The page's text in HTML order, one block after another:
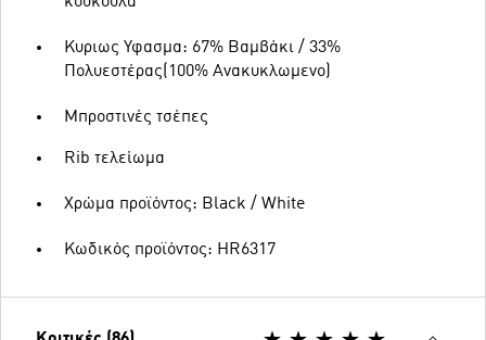
Κυριως Υφασμα: 67% Βαμβάκι / 33%
Πολυεστέρας(100% Ανακυκλωμενο)
Μπροστινές τσέπες
Rib τελείωμα
Χρώμα προϊόντος: Black / White
Κωδικός προϊόντος: HR6317